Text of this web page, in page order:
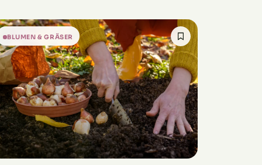
– die Ligusterhecke ist deine beste
im Garten. Bereit, deinen Garten
Dann los, pflanzen wir eine Hecke!
BLUMEN & GRÄSER